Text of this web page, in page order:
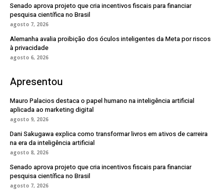
Senado aprova projeto que cria incentivos fiscais para financiar
pesquisa científica no Brasil
agosto 7, 2026
Alemanha avalia proibição dos óculos inteligentes da Meta por riscos
à privacidade
agosto 6, 2026
Apresentou
Mauro Palacios destaca o papel humano na inteligência artificial
aplicada ao marketing digital
agosto 9, 2026
Dani Sakugawa explica como transformar livros em ativos de carreira
na era da inteligência artificial
agosto 8, 2026
Senado aprova projeto que cria incentivos fiscais para financiar
pesquisa científica no Brasil
agosto 7, 2026